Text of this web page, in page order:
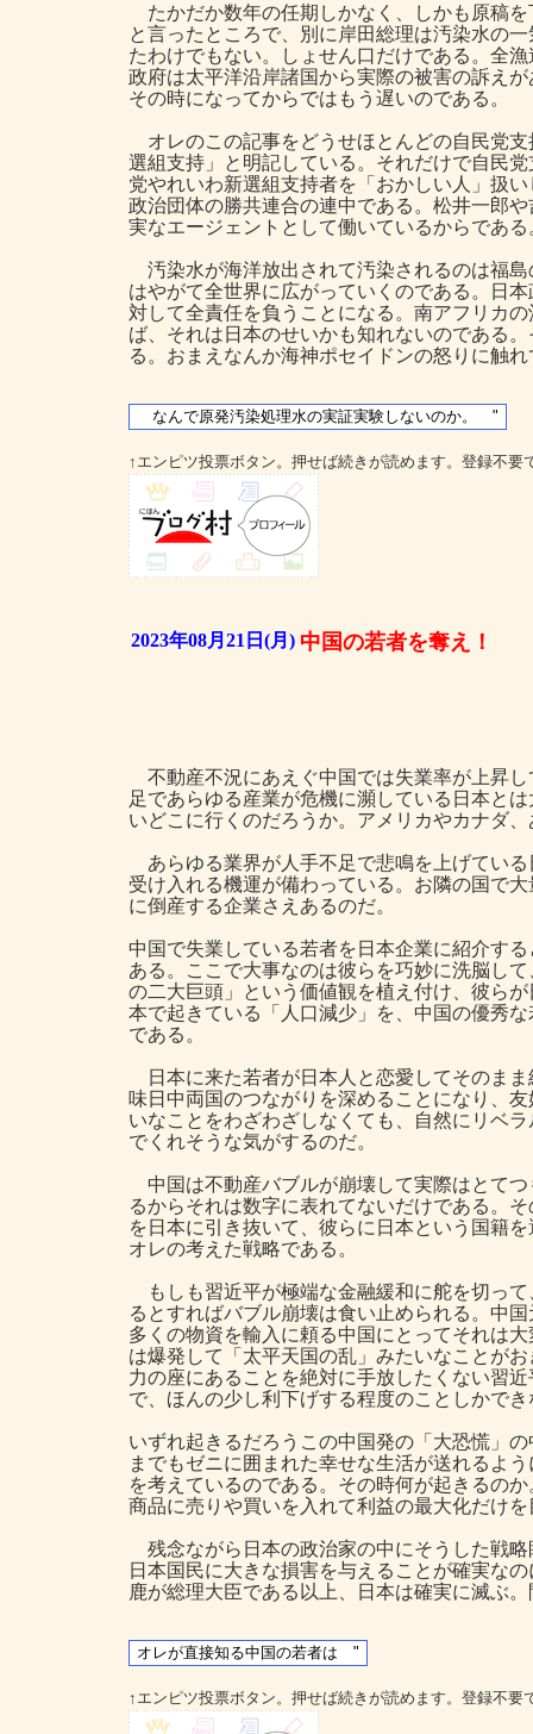
たかだか数年の任期しかなく、しかも原稿
と言ったところで、別に岸田総理は汚染水の
たわけでもない。しょせん口だけである。全
政府は太平洋沿岸諸国から実際の被害の訴え
その時になってからではもう遅いのである。
オレのこの記事をどうせほとんどの自民党
選組支持」と明記している。それだけで自民
党やれいわ新選組支持者を「おかしい人」扱
政治団体の勝共連合の連中である。松井一郎
実なエージェントとして働いているからである
汚染水が海洋放出されて汚染されるのは福
はやがて全世界に広がっていくのである。日
対して全責任を負うことになる。南アフリカ
ば、それは日本のせいかも知れないのである
る。おまえなんか海神ポセイドンの怒りに触
↑エンピツ投票ボタン。押せば続きが読めます。登録不要
2023年08月21日(月) 中国の若者を奪え！
不動産不況にあえぐ中国では失業率が上昇
足であらゆる産業が危機に瀕している日本と
いどこに行くのだろうか。アメリカやカナダ
あらゆる業界が人手不足で悲鳴を上げてい
受け入れる機運が備わっている。お隣の国で
に倒産する企業さえあるのだ。
中国で失業している若者を日本企業に紹介す
ある。ここで大事なのは彼らを巧妙に洗脳し
の二大巨頭」という価値観を植え付け、彼ら
本で起きている「人口減少」を、中国の優秀
である。
日本に来た若者が日本人と恋愛してそのま
味日中両国のつながりを深めることになり、
いなことをわざわざしなくても、自然にリベ
でくれそうな気がするのだ。
中国は不動産バブルが崩壊して実際はとて
るからそれは数字に表れてないだけである。
を日本に引き抜いて、彼らに日本という国籍
オレの考えた戦略である。
もしも習近平が極端な金融緩和に舵を切っ
るとすればバブル崩壊は食い止められる。中
多くの物資を輸入に頼る中国にとってそれは
は爆発して「太平天国の乱」みたいなことが
力の座にあることを絶対に手放したくない習
で、ほんの少し利下げする程度のことしかでき
いずれ起きるだろうこの中国発の「大恐慌」
までもゼニに囲まれた幸せな生活が送れるよ
を考えているのである。その時何が起きるの
商品に売りや買いを入れて利益の最大化だけ
残念ながら日本の政治家の中にそうした戦
日本国民に大きな損害を与えることが確実な
鹿が総理大臣である以上、日本は確実に滅ぶ
↑エンピツ投票ボタン。押せば続きが読めます。登録不要